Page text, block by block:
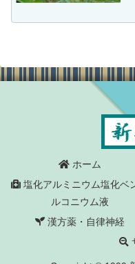
ホーム
塩化アルミニウム塩化ベ
ルコニウム液
漢方薬・自律神経